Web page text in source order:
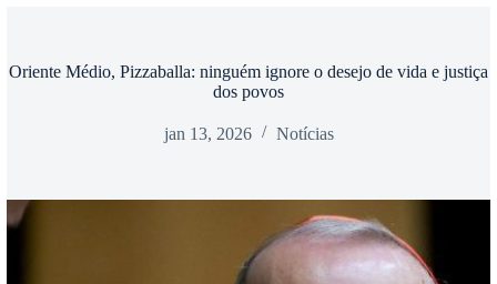
Oriente Médio, Pizzaballa: ninguém ignore o desejo de vida e justiça
dos povos
jan 13, 2026 Notícias